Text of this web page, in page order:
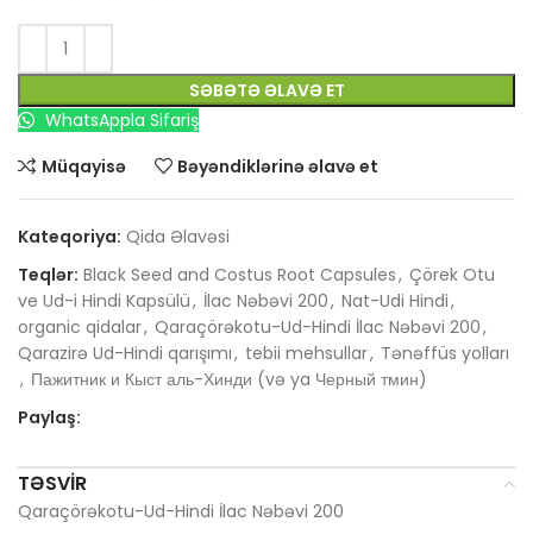
SƏBƏTƏ ƏLAVƏ ET
WhatsAppla Sifariş
Müqayisə
Bəyəndiklərinə əlavə et
Kateqoriya: Qida Əlavəsi
Teqlər: Black Seed and Costus Root Capsules, Çörek Otu
ve Ud-i Hindi Kapsülü, İlac Nəbəvi 200, Nat-Udi Hindi,
organic qidalar, Qaraçörəkotu-Ud-Hindi İlac Nəbəvi 200,
Qarazirə Ud-Hindi qarışımı, tebii mehsullar, Tənəffüs yolları
, Пажитник и Кыст аль-Хинди (və ya Черный тмин)
Paylaş:
TƏSVIR
Qaraçörəkotu-Ud-Hindi İlac Nəbəvi 200